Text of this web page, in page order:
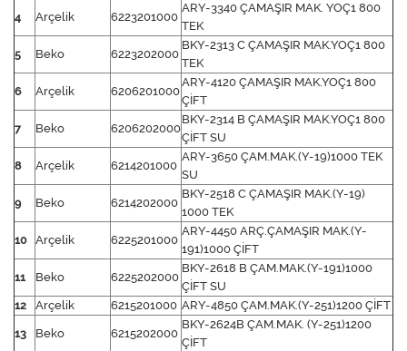
4 Arçelik 6223201000
ARY-3340 ÇAMAŞIR MAK. YOÇ1 800
TEK
5 Beko 6223202000
BKY-2313 C ÇAMAŞIR MAK.YOÇ1 800
TEK
6 Arçelik 6206201000
ARY-4120 ÇAMAŞIR MAK.YOÇ1 800
ÇİFT
7 Beko 6206202000
BKY-2314 B ÇAMAŞIR MAK.YOÇ1 800
ÇİFT SU
8 Arçelik 6214201000
ARY-3650 ÇAM.MAK.(Y-19)1000 TEK
SU
9 Beko 6214202000
BKY-2518 C ÇAMAŞIR MAK.(Y-19)
1000 TEK
10 Arçelik 6225201000
ARY-4450 ARÇ.ÇAMAŞIR MAK.(Y-
191)1000 ÇİFT
11 Beko 6225202000
BKY-2618 B ÇAM.MAK.(Y-191)1000
ÇİFT SU
12
Arçelik 6215201000 ARY-4850 ÇAM.MAK.(Y-251)1200 ÇİFT
13 Beko 6215202000
BKY-2624B ÇAM.MAK. (Y-251)1200
ÇİFT